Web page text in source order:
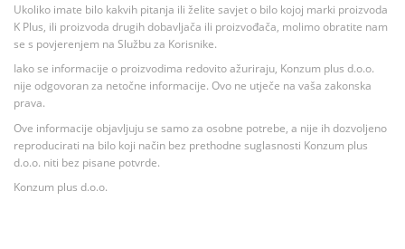
Ukoliko imate bilo kakvih pitanja ili želite savjet o bilo kojoj marki proizvoda
K Plus, ili proizvoda drugih dobavljača ili proizvođača, molimo obratite nam
se s povjerenjem na Službu za Korisnike.
Iako se informacije o proizvodima redovito ažuriraju, Konzum plus d.o.o.
nije odgovoran za netočne informacije. Ovo ne utječe na vaša zakonska
prava.
Ove informacije objavljuju se samo za osobne potrebe, a nije ih dozvoljeno
reproducirati na bilo koji način bez prethodne suglasnosti Konzum plus
d.o.o. niti bez pisane potvrde.
Konzum plus d.o.o.